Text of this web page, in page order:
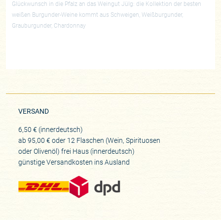
Glückwunsch in die Pfalz an das Weingut Jülg: die Kollektion der besten
weißen Burgunder-Weine kommt aus Schweigen, Weißburgunder,
Grauburgunder, Chardonnay
VERSAND
6,50 € (innerdeutsch)
ab 95,00 € oder 12 Flaschen (Wein, Spirituosen
oder Olivenöl) frei Haus (innerdeutsch)
günstige Versandkosten ins Ausland